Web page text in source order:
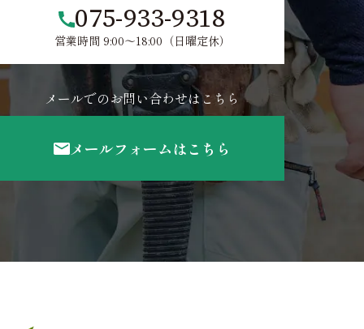
075-933-9318
営業時間 9:00～18:00（日曜定休）
メールでのお問い合わせはこちら
メールフォームはこちら